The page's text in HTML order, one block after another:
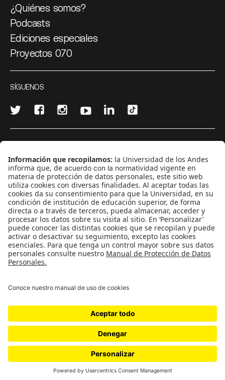
¿Quiénes somos?
Podcasts
Ediciones especiales
Proyectos 070
SÍGUENOS
CONTÁCTANOS
cerosetenta@uniandes.edu.co
BOGOTÁ, COLOMBIA
NEWSLETTER